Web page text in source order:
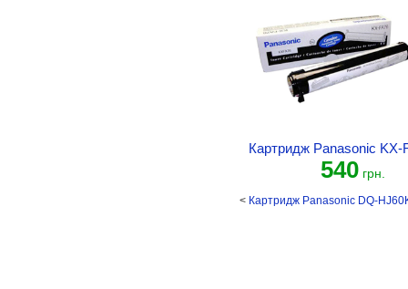
Картридж Panasonic KX-
540грн.
< Картридж Panasonic DQ-